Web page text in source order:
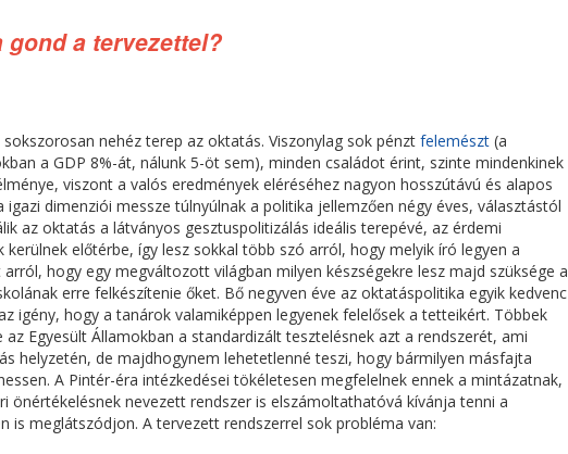
gond a tervezettel?
nehéz terep az oktatás. Viszonylag sok pénzt felemészt (a
a GDP 8%-át, nálunk 5-öt sem), minden családot érint, szinte mindenkinek
viszont a valós eredmények eléréséhez nagyon hosszútávú és alapos
dimenziói messze túlnyúlnak a politika jellemzően négy éves, választástól
az oktatás a látványos gesztuspolitizálás ideális terepévé, az érdemi
előtérbe, így lesz sokkal több szó arról, hogy melyik író legyen a
hogy egy megváltozott világban milyen készségekre lesz majd szüksége a
erre felkészítenie őket. Bő negyven éve az oktatáspolitika egyik kedvenc
igény, hogy a tanárok valamiképpen legyenek felelősek a tetteikért. Többek
Egyesült Államokban a standardizált tesztelésnek azt a rendszerét, ami
helyzetén, de majdhogynem lehetetlenné teszi, hogy bármilyen másfajta
A Pintér-éra intézkedései tökéletesen megfelelnek ennek a mintázatnak,
önértékelésnek nevezett rendszer is elszámoltathatóvá kívánja tenni a
is meglátszódjon. A tervezett rendszerrel sok probléma van: